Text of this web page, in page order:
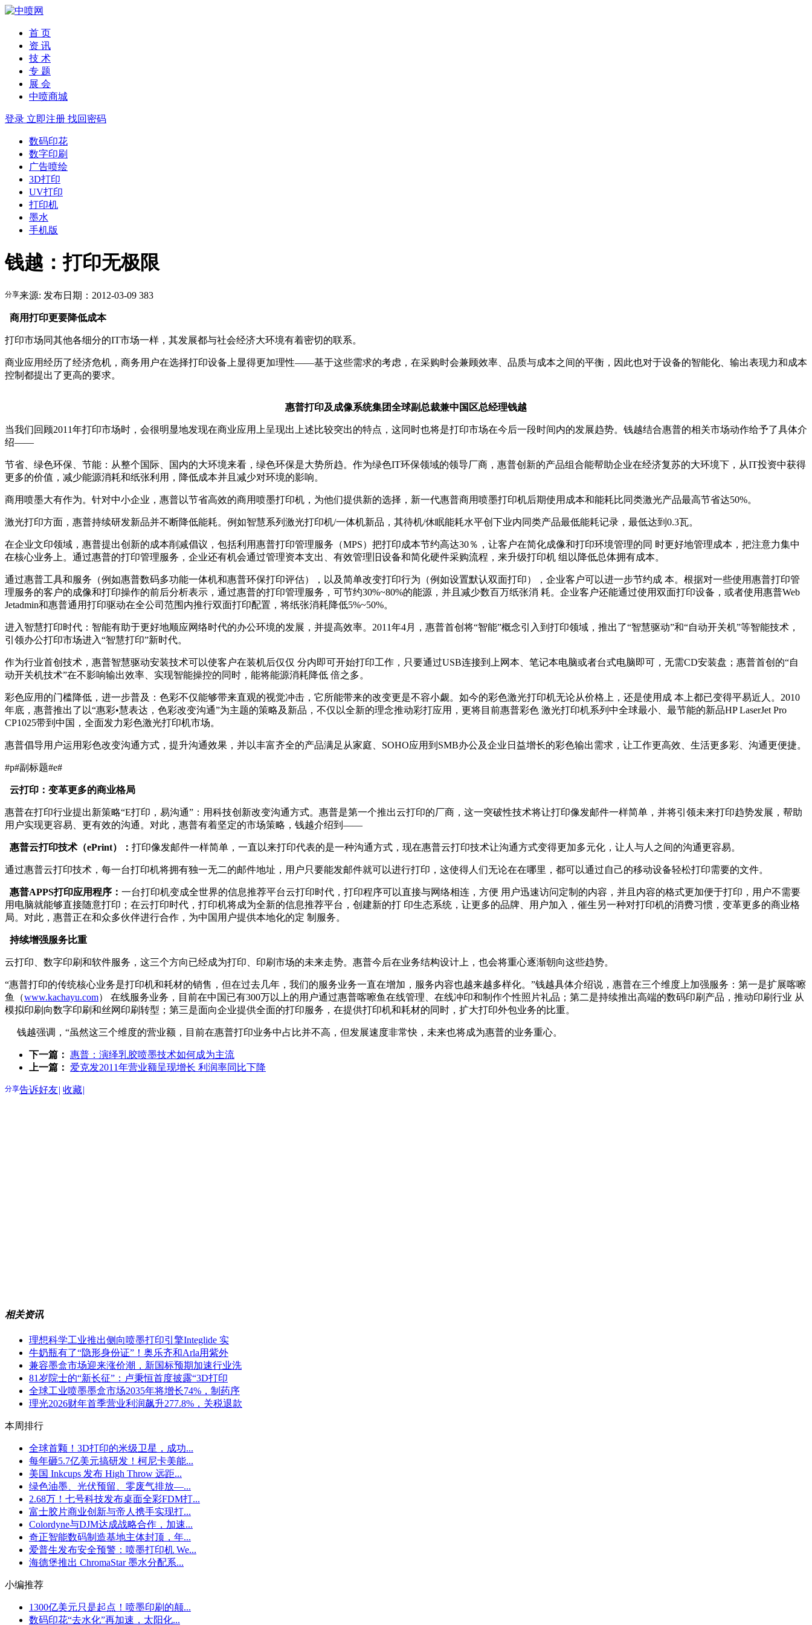
首 页
资 讯
技 术
专 题
展 会
中喷商城
登录 立即注册 找回密码
数码印花
数字印刷
广告喷绘
3D打印
UV打印
打印机
墨水
手机版
钱越：打印无极限
来源: 发布日期：2012-03-09 383
分享
商用打印更要降低成本
打印市场同其他各细分的IT市场一样，其发展都与社会经济大环境有着密切的联系。
商业应用经历了经济危机，商务用户在选择打印设备上显得更加理性——基于这些需求的考虑，在采购时会兼顾效率、品质与成本之间的平衡，因此也对于设备的智能化、输出表现力和成本
控制都提出了更高的要求。
惠普打印及成像系统集团全球副总裁兼中国区总经理钱越
当我们回顾2011年打印市场时，会很明显地发现在商业应用上呈现出上述比较突出的特点，这同时也将是打印市场在今后一段时间内的发展趋势。钱越结合惠普的相关市场动作给予了具体介
绍——
节省、绿色环保、节能：从整个国际、国内的大环境来看，绿色环保是大势所趋。作为绿色IT环保领域的领导厂商，惠普创新的产品组合能帮助企业在经济复苏的大环境下，从IT投资中获得
更多的价值，减少能源消耗和纸张利用，降低成本并且减少对环境的影响。
商用喷墨大有作为。针对中小企业，惠普以节省高效的商用喷墨打印机，为他们提供新的选择，新一代惠普商用喷墨打印机后期使用成本和能耗比同类激光产品最高节省达50%。
激光打印方面，惠普持续研发新品并不断降低能耗。例如智慧系列激光打印机/一体机新品，其待机/休眠能耗水平创下业内同类产品最低能耗记录，最低达到0.3瓦。
在企业文印领域，惠普提出创新的成本削减倡议，包括利用惠普打印管理服务（MPS）把打印成本节约高达30％，让客户在简化成像和打印环境管理的同 时更好地管理成本，把注意力集中
在核心业务上。通过惠普的打印管理服务，企业还有机会通过管理资本支出、有效管理旧设备和简化硬件采购流程，来升级打印机 组以降低总体拥有成本。
通过惠普工具和服务（例如惠普数码多功能一体机和惠普环保打印评估），以及简单改变打印行为（例如设置默认双面打印），企业客户可以进一步节约成 本。根据对一些使用惠普打印管
理服务的客户的成像和打印操作的前后分析表示，通过惠普的打印管理服务，可节约30%~80%的能源，并且减少数百万纸张消 耗。企业客户还能通过使用双面打印设备，或者使用惠普Web
Jetadmin和惠普通用打印驱动在全公司范围内推行双面打印配置，将纸张消耗降低5%~50%。
进入智慧打印时代：智能有助于更好地顺应网络时代的办公环境的发展，并提高效率。2011年4月，惠普首创将“智能”概念引入到打印领域，推出了“智慧驱动”和“自动开关机”等智能技术，
引领办公打印市场进入“智慧打印”新时代。
作为行业首创技术，惠普智慧驱动安装技术可以使客户在装机后仅仅 分内即可开始打印工作，只要通过USB连接到上网本、笔记本电脑或者台式电脑即可，无需CD安装盘；惠普首创的“自
动开关机技术”在不影响输出效率、实现智能操控的同时，能将能源消耗降低 倍之多。
彩色应用的门槛降低，进一步普及：色彩不仅能够带来直观的视觉冲击，它所能带来的改变更是不容小觑。如今的彩色激光打印机无论从价格上，还是使用成 本上都已变得平易近人。2010
年底，惠普推出了以“惠彩•慧表达，色彩改变沟通”为主题的策略及新品，不仅以全新的理念推动彩打应用，更将目前惠普彩色 激光打印机系列中全球最小、最节能的新品HP LaserJet Pro
CP1025带到中国，全面发力彩色激光打印机市场。
惠普倡导用户运用彩色改变沟通方式，提升沟通效果，并以丰富齐全的产品满足从家庭、SOHO应用到SMB办公及企业日益增长的彩色输出需求，让工作更高效、生活更多彩、沟通更便捷。
#p#副标题#e#
云打印：变革更多的商业格局
惠普在打印行业提出新策略“E打印，易沟通”：用科技创新改变沟通方式。惠普是第一个推出云打印的厂商，这一突破性技术将让打印像发邮件一样简单，并将引领未来打印趋势发展，帮助
用户实现更容易、更有效的沟通。对此，惠普有着坚定的市场策略，钱越介绍到——
惠普云打印技术（ePrint）： 打印像发邮件一样简单，一直以来打印代表的是一种沟通方式，现在惠普云打印技术让沟通方式变得更加多元化，让人与人之间的沟通更容易。
通过惠普云打印技术，每一台打印机将拥有独一无二的邮件地址，用户只要能发邮件就可以进行打印，这使得人们无论在在哪里，都可以通过自己的移动设备轻松打印需要的文件。
惠普APPS打印应用程序： 一台打印机变成全世界的信息推荐平台云打印时代，打印程序可以直接与网络相连，方便 用户迅速访问定制的内容，并且内容的格式更加便于打印，用户不需要
用电脑就能够直接随意打印；在云打印时代，打印机将成为全新的信息推荐平台，创建新的打 印生态系统，让更多的品牌、用户加入，催生另一种对打印机的消费习惯，变革更多的商业格
局。对此，惠普正在和众多伙伴进行合作，为中国用户提供本地化的定 制服务。
持续增强服务比重
云打印、数字印刷和软件服务，这三个方向已经成为打印、印刷市场的未来走势。惠普今后在业务结构设计上，也会将重心逐渐朝向这些趋势。
“惠普打印的传统核心业务是打印机和耗材的销售，但在过去几年，我们的服务业务一直在增加，服务内容也越来越多样化。”钱越具体介绍说，惠普在三个维度上加强服务：第一是扩展喀嚓
鱼（www.kachayu.com） 在线服务业务，目前在中国已有300万以上的用户通过惠普喀嚓鱼在线管理、在线冲印和制作个性照片礼品；第二是持续推出高端的数码印刷产品，推动印刷行业 从
模拟印刷向数字印刷和丝网印刷转型；第三是面向企业提供全面的打印服务，在提供打印机和耗材的同时，扩大打印外包业务的比重。
钱越强调，“虽然这三个维度的营业额，目前在惠普打印业务中占比并不高，但发展速度非常快，未来也将成为惠普的业务重心。
下一篇： 惠普：演绎乳胶喷墨技术如何成为主流
上一篇：
爱克发2011年营业额呈现增长 利润率同比下降
分享告诉好友| 收藏|
相关资讯
理想科学工业推出侧向喷墨打印引擎Integlide 实
牛奶瓶有了“隐形身份证”！奥乐齐和Arla用紫外
兼容墨盒市场迎来涨价潮，新国标预期加速行业洗
81岁院士的“新长征”：卢秉恒首度披露“3D打印
全球工业喷墨墨盒市场2035年将增长74%，制药序
理光2026财年首季营业利润飙升277.8%，关税退款
本周排行
全球首颗！3D打印的米级卫星，成功...
每年砸5.7亿美元搞研发！柯尼卡美能...
美国 Inkcups 发布 High Throw 远距...
绿色油墨、光伏预留、零废气排放—...
2.68万！七号科技发布桌面全彩FDM打...
富士胶片商业创新与帝人携手实现打...
Colordyne与DJM达成战略合作，加速...
奇正智能数码制造基地主体封顶，年...
爱普生发布安全预警：喷墨打印机 We...
海德堡推出 ChromaStar 墨水分配系...
小编推荐
1300亿美元只是起点！喷墨印刷的颠...
数码印花“去水化”再加速，太阳化...